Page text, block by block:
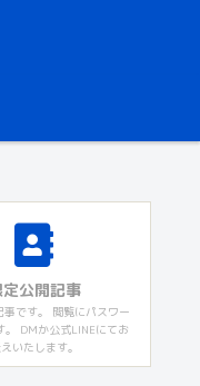
定公開記事
事です。 閲覧にパスワー
。 DMか公式LINEにてお
いたします。